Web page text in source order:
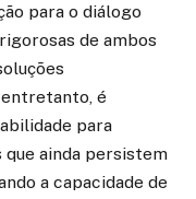
para o diálogo
de ambos
entretanto, é
para
que ainda persistem
a capacidade de